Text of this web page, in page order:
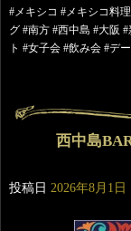
#メキシコ #メキシコ料
グ #南方 #西中島 #大阪
ト #女子会 #飲み会 #デ
西中島
投稿日 2026年8月1日